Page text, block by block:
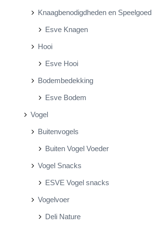
Knaagbenodigdheden en Speelgoed
Esve Knagen
Hooi
Esve Hooi
Bodembedekking
Esve Bodem
Vogel
Buitenvogels
Buiten Vogel Voeder
Vogel Snacks
ESVE Vogel snacks
Vogelvoer
Deli Nature